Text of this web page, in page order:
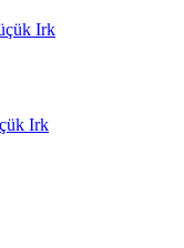
Irk
Irk